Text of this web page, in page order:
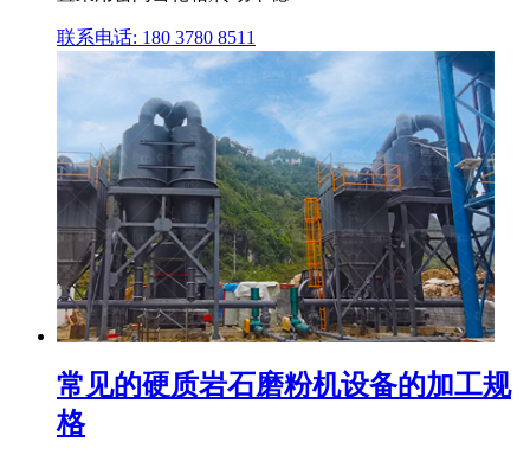
联系电话: 180 3780 8511
常见的硬质岩石磨粉机设备的加工规
格